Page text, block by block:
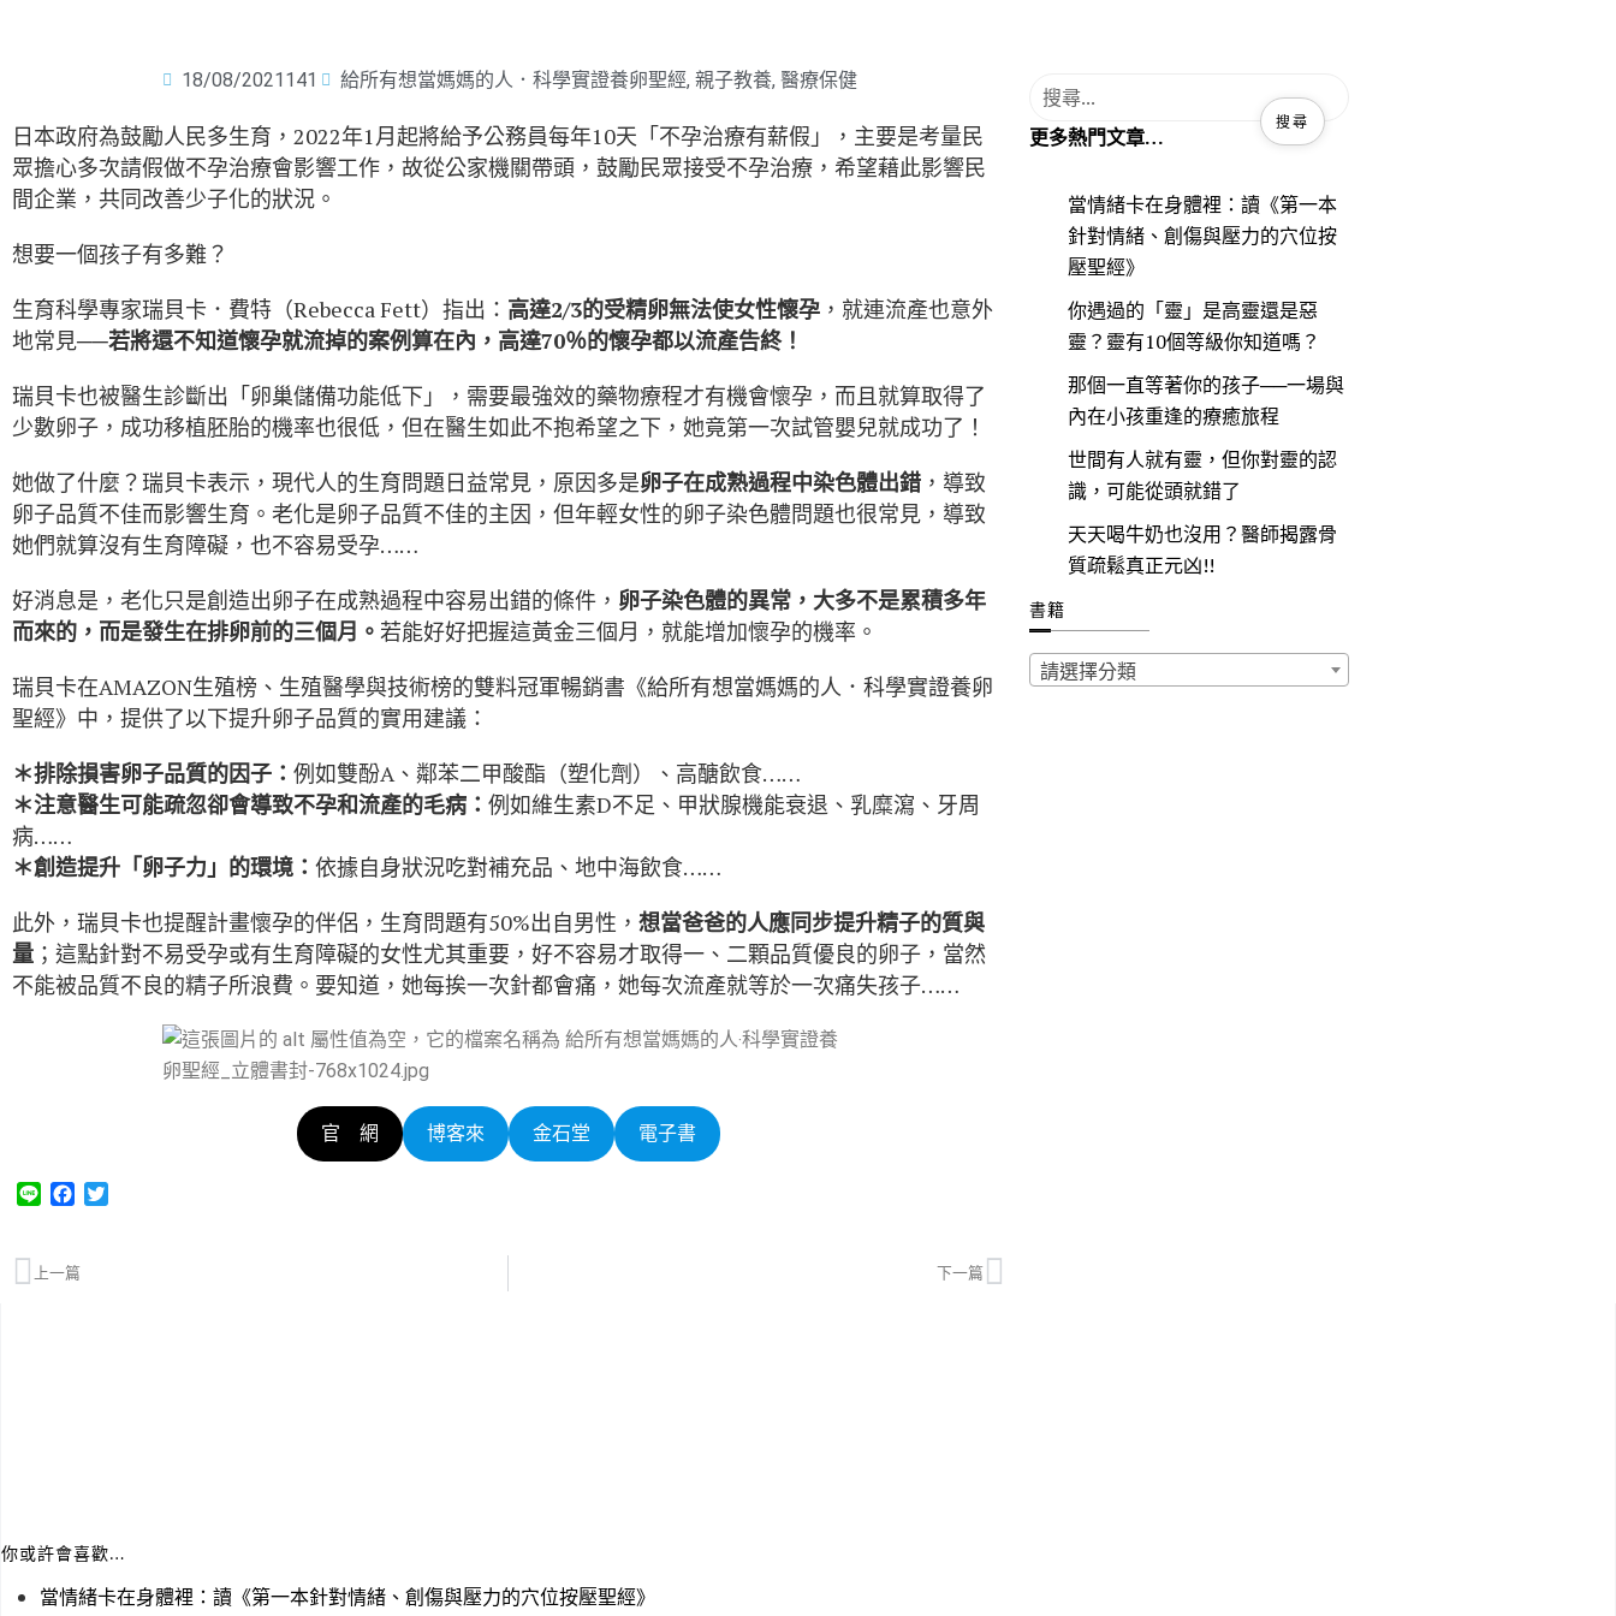
18/08/2021141 給所有想當媽媽的人．科學實證養卵聖經,親子教養,醫療保健
日本政府為鼓勵人民多生育，2022年1月起將給予公務員每年10天「不孕治療有薪假」，主要是考量民
眾擔心多次請假做不孕治療會影響工作，故從公家機關帶頭，鼓勵民眾接受不孕治療，希望藉此影響民
間企業，共同改善少子化的狀況。
想要一個孩子有多難？
生育科學專家瑞貝卡．費特（Rebecca Fett）指出： 高達2/3的受精卵無法使女性懷孕 ，就連流產也意外
地常見──若將還不知道懷孕就流掉的案例算在內，高達70％的懷孕都以流產告終！
瑞貝卡也被醫生診斷出「卵巢儲備功能低下」，需要最強效的藥物療程才有機會懷孕，而且就算取得了
少數卵子，成功移植胚胎的機率也很低，但在醫生如此不抱希望之下，她竟第一次試管嬰兒就成功了！
她做了什麼？瑞貝卡表示，現代人的生育問題日益常見，原因多是卵子在成熟過程中染色體出錯 ，導致
卵子品質不佳而影響生育。老化是卵子品質不佳的主因，但年輕女性的卵子染色體問題也很常見，導致
她們就算沒有生育障礙，也不容易受孕……
好消息是，老化只是創造出卵子在成熟過程中容易出錯的條件， 卵子染色體的異常，大多不是累積多年
而來的，而是發生在排卵前的三個月。 若能好好把握這黃金三個月，就能增加懷孕的機率。
瑞貝卡在AMAZON生殖榜、生殖醫學與技術榜的雙料冠軍暢銷書《給所有想當媽媽的人．科學實證養卵
聖經》中，提供了以下提升卵子品質的實用建議：
＊排除損害卵子品質的因子： 例如雙酚A、鄰苯二甲酸酯（塑化劑）、高醣飲食……
＊注意醫生可能疏忽卻會導致不孕和流產的毛病： 例如維生素D不足、甲狀腺機能衰退、乳糜瀉、牙周
病……
＊創造提升「卵子力」的環境： 依據自身狀況吃對補充品、地中海飲食……
此外，瑞貝卡也提醒計畫懷孕的伴侶，生育問題有50%出自男性， 想當爸爸的人應同步提升精子的質與
量 ；這點針對不易受孕或有生育障礙的女性尤其重要，好不容易才取得一、二顆品質優良的卵子，當然
不能被品質不良的精子所浪費。要知道，她每挨一次針都會痛，她每次流產就等於一次痛失孩子……
官 網 博客來 金石堂 電子書
e
e
上一篇 下一篇
更多熱門文章…
當情緒卡在身體裡：讀《第一本
針對情緒、創傷與壓力的穴位按
壓聖經》
你遇過的「靈」是高靈還是惡
靈？靈有10個等級你知道嗎？
那個一直等著你的孩子──一場與
內在小孩重逢的療癒旅程
世間有人就有靈，但你對靈的認
識，可能從頭就錯了
天天喝牛奶也沒用？醫師揭露骨
質疏鬆真正元凶!!
書籍
請選擇分類
你或許會喜歡…
當情緒卡在身體裡：讀《第一本針對情緒、創傷與壓力的穴位按壓聖經》